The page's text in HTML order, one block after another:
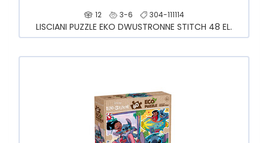
12 3-6 304-111114
LISCIANI PUZZLE EKO DWUSTRONNE STITCH 48 EL.